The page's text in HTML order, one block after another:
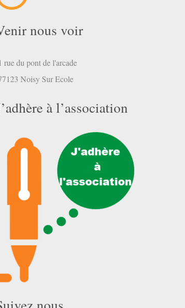
nous voir
rue du pont de l'arcade
Noisy Sur Ecole
à l’association